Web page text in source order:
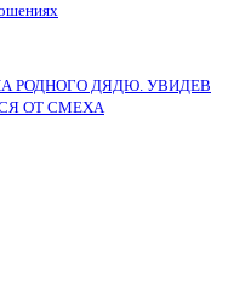
РОДНОГО ДЯДЮ. УВИДЕВ
ОТ СМЕХА